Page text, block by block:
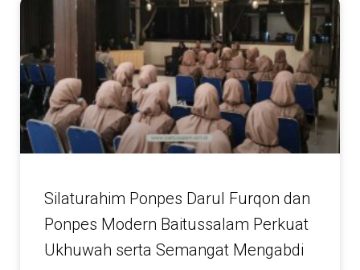
Silaturahim Ponpes Darul Furqon dan
Ponpes Modern Baitussalam Perkuat
Ukhuwah serta Semangat Mengabdi